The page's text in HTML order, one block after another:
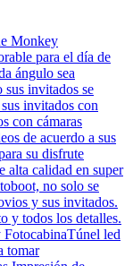
Monkey
para el día de
ángulo sea
sus invitados se
invitados con
con cámaras
de acuerdo a sus
su disfrute
alta calidad en super
no solo se
y sus invitados.
y todos los detalles.
led
tomar